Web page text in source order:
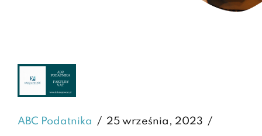
ABC Podatnika 25 września, 2023